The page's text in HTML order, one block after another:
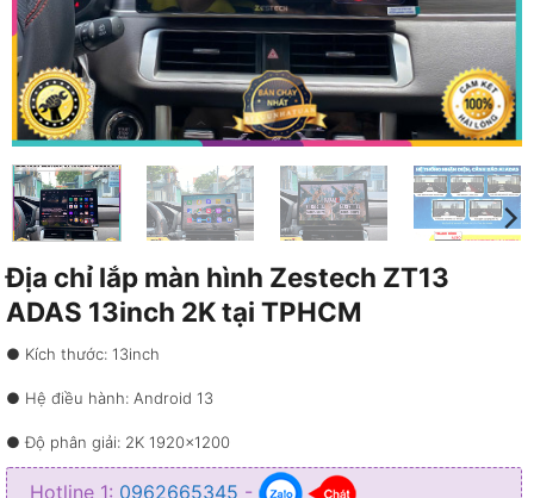
Địa chỉ lắp màn hình Zestech ZT13
ADAS 13inch 2K tại TPHCM
● Kích thước: 13inch
● Hệ điều hành: Android 13
● Độ phân giải: 2K 1920×1200
● Bộ nhớ: RAM 6GB – ROM 128GB
Hotline 1: 0962665345 -